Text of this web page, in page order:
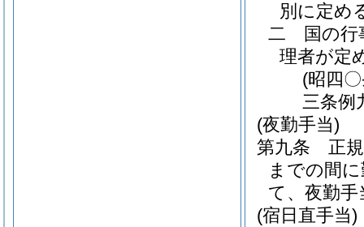
別に定め
二
国の
理者が定
(昭四
三条例
(夜勤手当)
第九条
正
までの間
て、夜勤
(宿日直手当)